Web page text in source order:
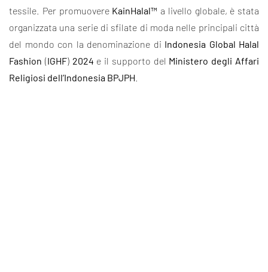
tessile. Per promuovere KainHalal™ a livello globale, è stata
organizzata una serie di sfilate di moda nelle principali città
del mondo con la denominazione di Indonesia Global Halal
Fashion (IGHF) 2024 e il supporto del Ministero degli Affari
Religiosi dell’Indonesia BPJPH